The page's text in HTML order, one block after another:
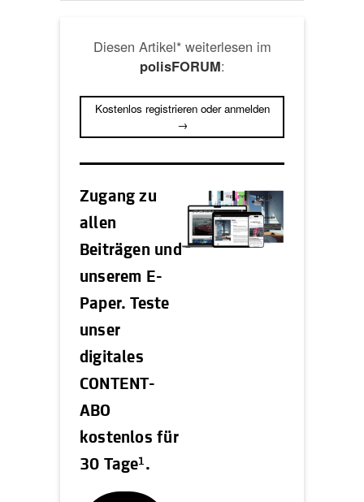
Diesen Artikel* weiterlesen im
polisFORUM:
Kostenlos registrieren oder anmelden
→
Zugang zu
allen
Beiträgen und
unserem E-
Paper. Teste
unser
digitales
CONTENT-
ABO
kostenlos für
30 Tage1 .